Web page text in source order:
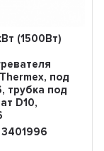
(1500Вт)
под
трубка под
D10,
3401996